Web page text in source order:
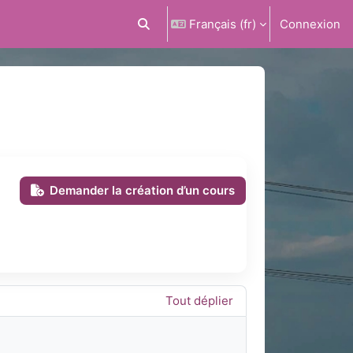
Activer/désactiver la saisie de
Français ‎(fr)‎ Connexion
Demander la création d’un cours
Tout déplier